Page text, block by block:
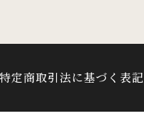
特定商取引法に基づく表記